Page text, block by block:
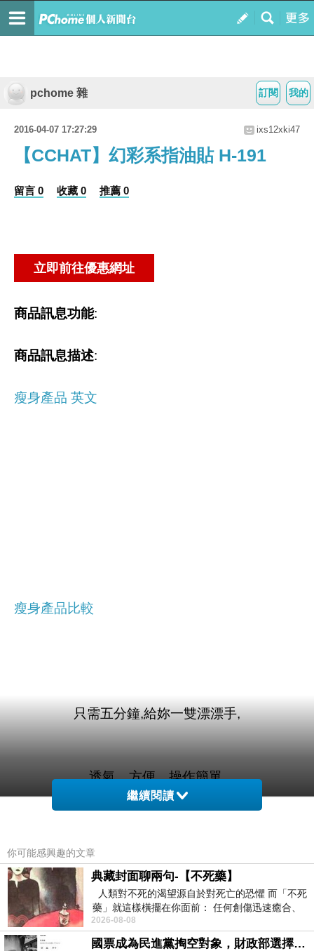
我的
訂閱
pchome 雜
2016-04-07 17:27:29 ixs12xki47
【CCHAT】幻彩系指油貼 H-191
留言 0 收藏 0 推薦 0
商品訊息功能:
商品訊息描述:
瘦身產品 英文
瘦身產品比較
只需五分鐘,給妳一雙漂漂手,
透氣、方便、操作簡單,
操作簡單,輕鬆幫您完成時尚美甲。
繼續閱讀
你可能感興趣的文章
典藏封面聊兩句-【不死藥】
人類對不死的渴望源自於對死亡的恐懼 而「不死
藥」就這樣橫擺在你面前： 任何創傷迅速癒合、
停止衰老、痛覺消失…堪
2026-08-08
國票成為民進黨掏空對象，財政部選擇性失憶